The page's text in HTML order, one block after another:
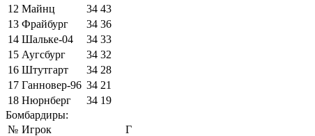
12 Майнц 34 43
13 Фрайбург 34 36
14 Шальке-04 34 33
15 Аугсбург 34 32
16 Штутгарт 34 28
17 Ганновер-96 34 21
18 Нюрнберг 34 19
Бомбардиры:
№ Игрок
Г